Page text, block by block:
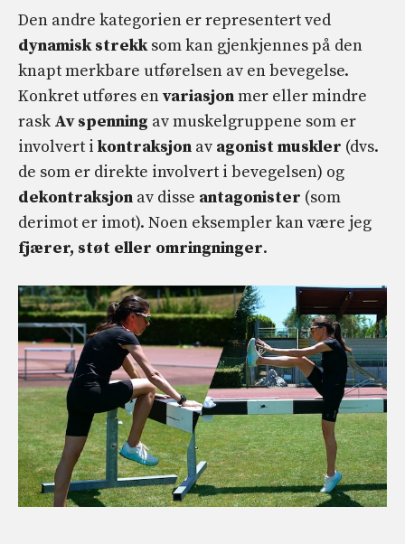
Den andre kategorien er representert ved
dynamisk strekksom kan gjenkjennes på den
knapt merkbare utførelsen av en bevegelse.
Konkret utføres envariasjonmer eller mindre
rask Av spenning av muskelgruppene som er
involvert i kontraksjon av agonist muskler (dvs.
de som er direkte involvert i bevegelsen) og
dekontraksjon av disse antagonister (som
derimot er imot). Noen eksempler kan være jeg
fjærer, støt eller omringninger.